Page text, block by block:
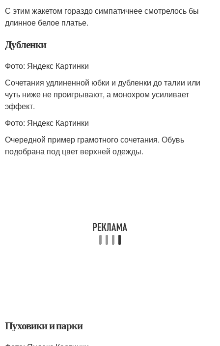
С этим жакетом гораздо симпатичнее смотрелось бы
длинное белое платье.
Дубленки
Фото: Яндекс Картинки
Сочетания удлиненной юбки и дубленки до талии или
чуть ниже не проигрывают, а монохром усиливает
эффект.
Фото: Яндекс Картинки
Очередной пример грамотного сочетания. Обувь
подобрана под цвет верхней одежды.
Пуховики и парки